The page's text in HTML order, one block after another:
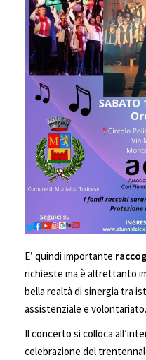
E’ quindi importante
richieste ma è altrettanto
bella realtà di sinergia tra
assistenziale e volontariato.
Il concerto si colloca
celebrazione del